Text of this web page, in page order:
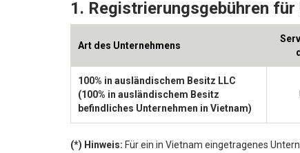
1. Registrierungsgebühren
Art des Unternehmens
100% in ausländischem Besitz LLC
(100% in ausländischem Besitz
befindliches Unternehmen in Vietnam)
(*) Hinweis: Für ein in Vietnam eingetragenes